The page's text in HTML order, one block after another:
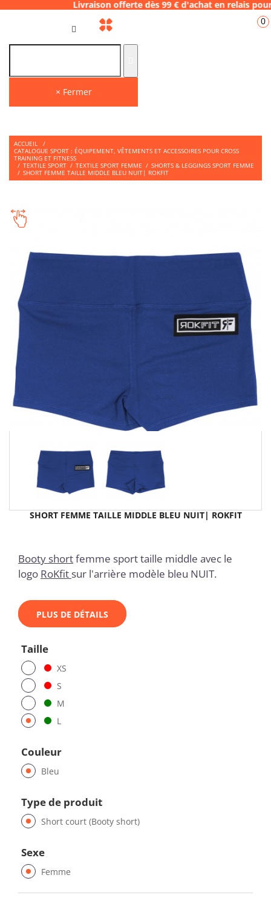
Livraison offerte dès 99 € d'achat en
× Fermer
0
ACCUEIL
/
CATALOGUE SPORT : ÉQUIPEMENT, VÊTEMENTS ET ACCESSOIRES POUR CROSS
TRAINING ET FITNESS
/ TEXTILE SPORT / TEXTILE SPORT FEMME / SHORTS & LEGGINGS SPORT FEMME
/ SHORT FEMME TAILLE MIDDLE BLEU NUIT| ROKFIT
SHORT FEMME TAILLE MIDDLE BLEU NUIT| ROKFIT
Booty shortfemme sport taille middle avec le
logo RoKfit sur l'arrière modèle bleu NUIT.
PLUS DE DÉTAILS
Taille
XS
S
M
L
Couleur
Bleu
Type de produit
Short court (Booty short)
Sexe
Femme